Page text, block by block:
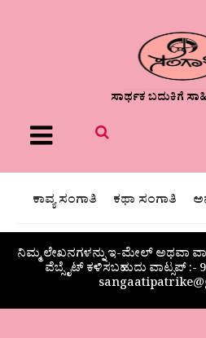
ಸಾರ್ಥಕ ಬದುಕಿಗೆ
Menu
ಕಾವ್ಯ ಸಂಗಾತಿ ಕಥಾ ಸಂಗಾತಿ
ನಿಮ್ಮ ಲೇಖನಗಳನ್ನು ಇ-ಮೇಲ್ ಅಥವಾ
ವೆಬ್ಸೈಟ್ ಕಳಿಸಬಹುದು ವಾಟ್ಸಪ್‌ :-